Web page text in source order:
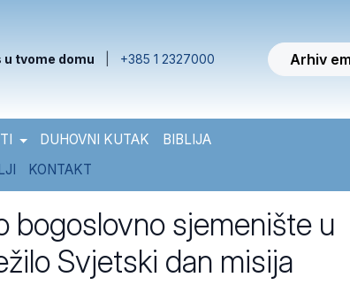
u tvome domu +385 1 2327000 Arhiv
DUHOVNI KUTAK
BIBLIJA
KONTAKT
bogoslovno sjemenište u
Svjetski dan misija